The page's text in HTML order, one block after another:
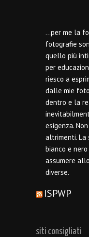
…per me la
fotografie
quello più
per
riesco a
dalle mie
dentro e la
esigenza.
altrimenti.
bianco e
assumere
diverse.
ISPWP
siti consigliati